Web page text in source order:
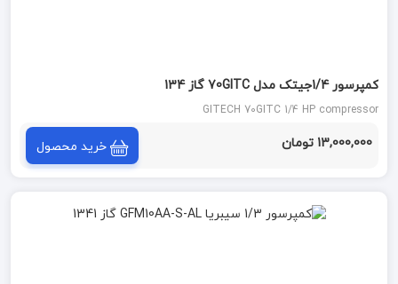
کمپرسور 1/4جیتک مدل 70GITC گاز 134
GITECH 70GITC 1/4 HP compressor
13,000,000 تومان خرید محصول